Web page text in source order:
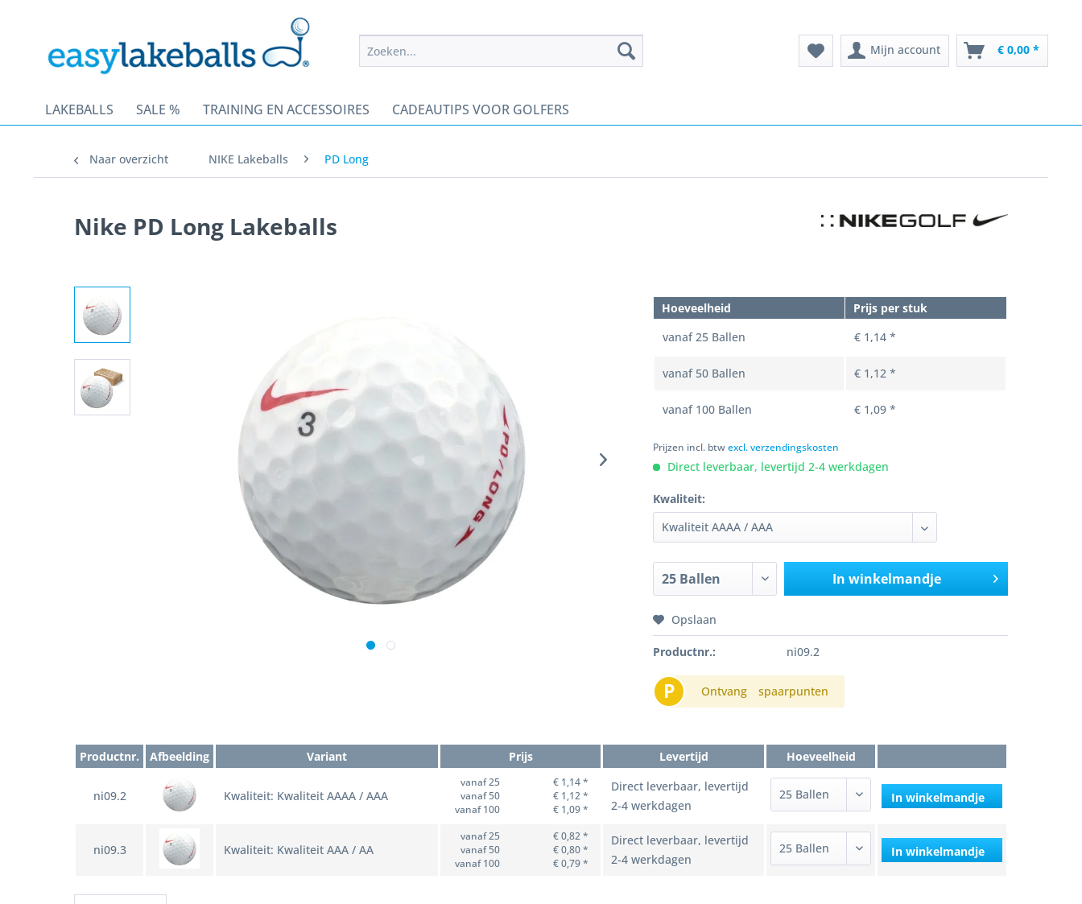
Mijn account € 0,00 *
LAKEBALLS SALE % TRAINING EN ACCESSOIRES CADEAUTIPS VOOR GOLFERS
Naar overzicht NIKE Lakeballs PD Long
Nike PD Long Lakeballs
Hoeveelheid
Prijs per stuk
vanaf25 Ballen € 1,14 *
vanaf 50 Ballen € 1,12 *
vanaf 100 Ballen € 1,09 *
Prijzen incl. btwexcl. verzendingskosten
Direct leverbaar, levertijd 2-4 werkdagen
Kwaliteit:
In winkelmandje
Opslaan
Productnr.: ni09.2
P Ontvang spaarpunten
Productnr. Afbeelding Variant Prijs Levertijd Hoeveelheid
ni09.2 Kwaliteit: Kwaliteit AAAA / AAA
vanaf 25
€ 1,14 *
vanaf 50
€ 1,12 *
vanaf 100
€ 1,09 *
Direct leverbaar, levertijd
2-4 werkdagen
In winkelmandje
ni09.3 Kwaliteit: Kwaliteit AAA / AA
vanaf 25
€ 0,82 *
vanaf 50
€ 0,80 *
vanaf 100
€ 0,79 *
Direct leverbaar, levertijd
2-4 werkdagen
In winkelmandje